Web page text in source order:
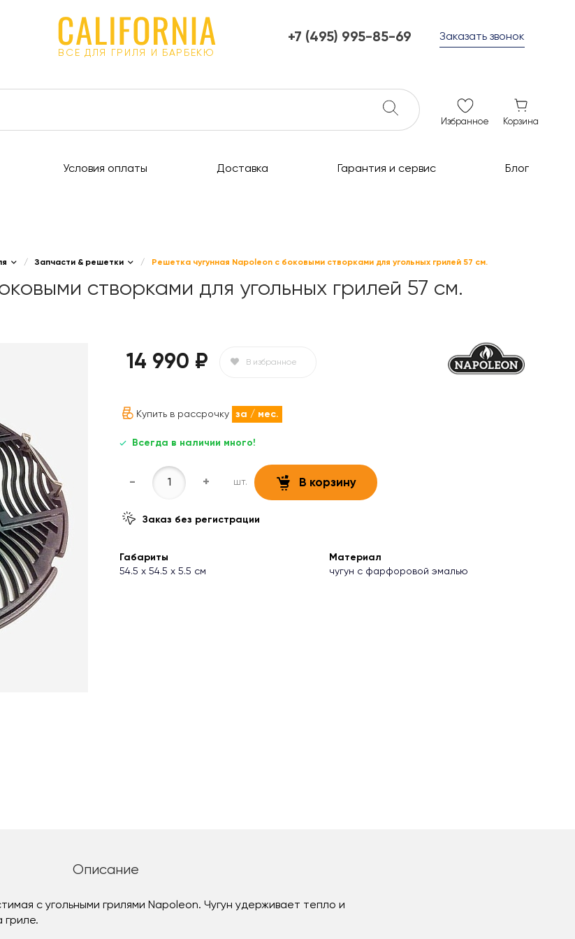
ВСЕ ДЛЯ ГРИЛЯ И БАРБЕКЮ
+7 (495) 995-85-69
ежедневно с 10 до 21
Заказать звонок
Избранное Корзина
Условия оплаты Доставка Гарантия и сервис Блог
/ Запчасти & решетки / Решетка чугунная Napoleon с боковыми створками для угольных грилей 57 см.
створками для угольных грилей 57 см.
14 990 ₽ В избранное
Купить в рассрочку за / мес.
Всегда в наличии много!
- + шт. В корзину
Заказ без регистрации
Габариты
54.5 х 54.5 х 5.5 см
Материал
чугун с фарфоровой эмалью
Описание
с угольными грилями Napoleon. Чугун удерживает тепло и
гриле.